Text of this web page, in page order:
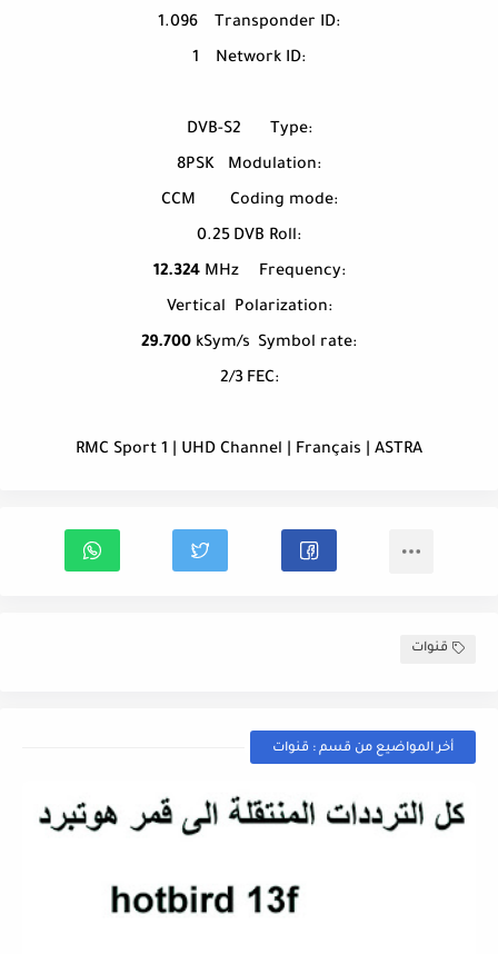
Transponder ID:
1.096
Network ID:
1
Type:
DVB-S2
Modulation:
8PSK
Coding mode:
CCM
DVB Roll:
0.25
Frequency:
12.324 MHz
Polarization:
Vertical
Symbol rate:
29.700 kSym/s
FEC:
2/3
RMC Sport 1 | UHD Channel | Français | ASTRA
قنوات
أخر المواضيع من قسم : قنوات